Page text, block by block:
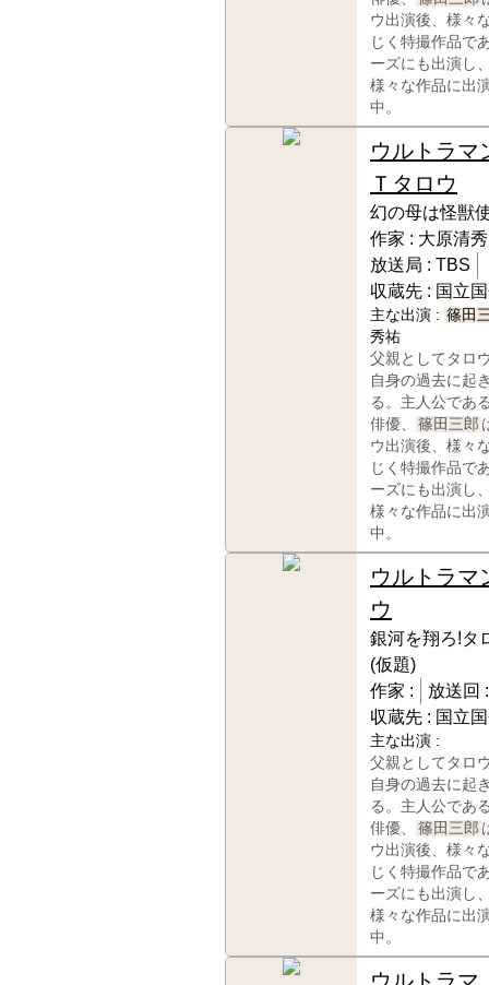
ウ出演後、様々
じく特撮作品で
ーズにも出演し
様々な作品に出
中。
ウルトラマ
Ｔタロウ
幻の母は怪獣
作家 : 大原清秀
放送局 : TBS
収蔵先 : 国立
主な出演 : 篠田
秀祐
父親としてタロ
自身の過去に起
る。主人公であ
俳優、
篠田三郎
ウ出演後、様々
じく特撮作品で
ーズにも出演し
様々な作品に出
中。
ウルトラマ
ウ
銀河を翔ろ!タ
(仮題)
作家 :
放送回 :
収蔵先 : 国立
主な出演 :
父親としてタロ
自身の過去に起
る。主人公であ
俳優、
篠田三郎
ウ出演後、様々
じく特撮作品で
ーズにも出演し
様々な作品に出
中。
ウルトラマ